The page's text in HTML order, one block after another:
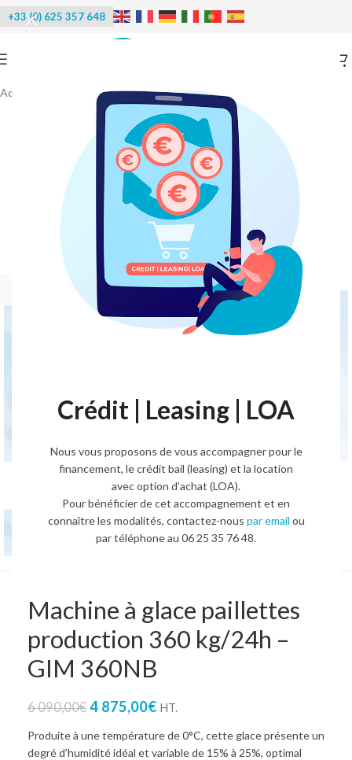
Crédit | Leasing | LOA
Nous vous proposons de vous accompagner pour le
financement, le crédit bail (leasing) et la location
avec option d’achat (LOA).
Pour bénéficier de cet accompagnement et en
connaître les modalités, contactez-nous par email ou
par téléphone au 06 25 35 76 48.
+33 (0) 625 357 648
Accueil Machines à glace/Glace en paillettes
PRIX DIRECT USINE
EN STOCK
Voir la vidéo
Machine à glace paillettes
production 360 kg/24h –
GIM 360NB
6 090,00€ 4 875,00€ HT.
Produite à une température de 0°C, cette glace présente un
degré d’humidité idéal et variable de 15% à 25%, optimal